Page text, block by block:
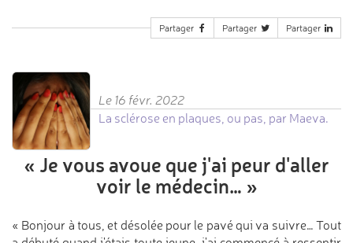
Partager Partager Partager
Le 16 févr. 2022
La sclérose en plaques, ou pas, par Maeva.
« Je vous avoue que j'ai peur d'aller
voir le médecin… »
« Bonjour à tous, et désolée pour le pavé qui va suivre… Tout